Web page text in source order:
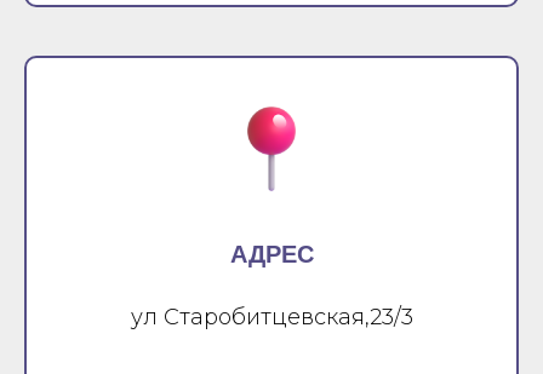
АДРЕС
ул Старобитцевская,23/3